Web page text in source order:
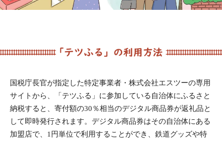
国税庁長官が指定した特定事業者・株式会社エスツーの専用
サイトから、「テツふる」に参加している自治体にふるさと
納税すると、寄付額の30％相当のデジタル商品券が返礼品と
して即時発行されます。デジタル商品券はその自治体にある
加盟店で、1円単位で利用することができ、鉄道グッズや特